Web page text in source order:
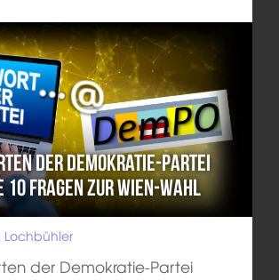
der Demokratie-Partei
Fragen zur Wien-Wahl
Lochbühler
der Demokratie-Partei